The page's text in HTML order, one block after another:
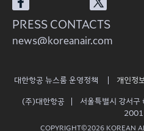
PRESS CONTACTS
news@koreanair.com
대한항공 뉴스룸 운영정책 개인정
(주)대한항공
서울특별시 강서
2001
COPYRIGHT©2026 KOREAN